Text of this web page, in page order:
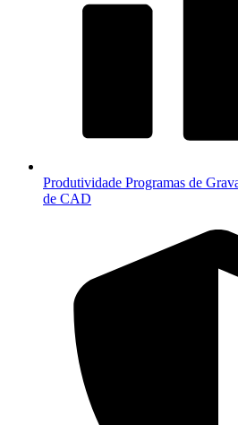
Produtividade Programas de
de CAD